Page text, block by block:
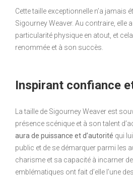
Cette taille exceptionnelle n’a jamais
Sigourney Weaver. Au contraire, elle
particularité physique en atout, et
renommée et à son succès.
Inspirant confiance
La taille de Sigourney Weaver est
présence scénique et à son talent
aura de puissance et d’autorité qui
public et de se démarquer parmi les
charisme et sa capacité à incarner
emblématiques ont fait d’elle l’une